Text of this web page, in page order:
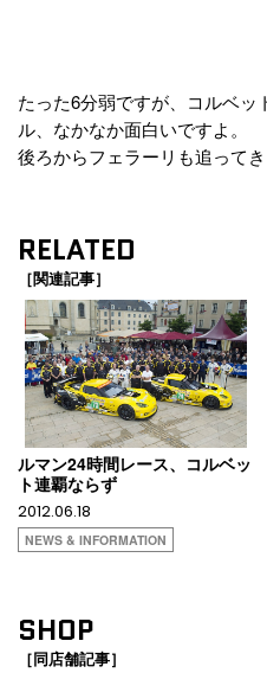
たった6分弱ですが、コルベッ
ル、なかなか面白いですよ。
後ろからフェラーリも追ってき
RELATED
［関連記事］
ルマン24時間レース、コルベッ
ト連覇ならず
2012.06.18
NEWS & INFORMATION
SHOP
［同店舗記事］